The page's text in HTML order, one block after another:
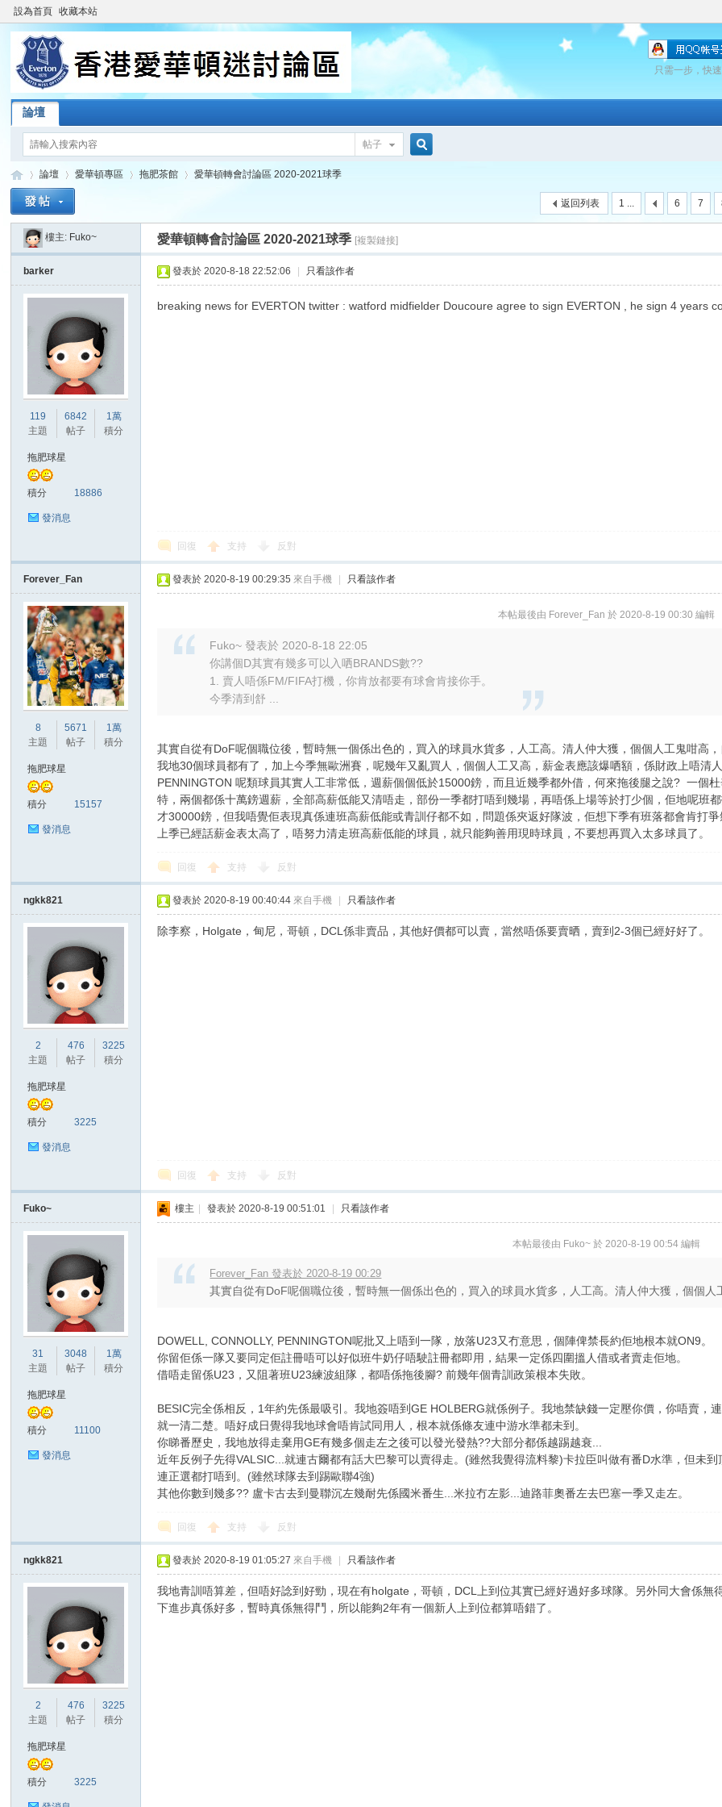
設為首頁 收藏本站
只需一步，快
論壇
帖子
愛
»
論壇
›
愛華頓專區 拖肥茶館
›
愛華頓轉會討論區 2020-2021球季
1 ... 6 7
返回列表
樓主: Fuko~ 愛華頓轉會討論區 2020-2021球季 [複製鏈接]
barker
119
主題
6842
帖子
1萬
積分
拖肥球星
積分 18886
發消息
發表於 2020-8-18 22:52:06 只看該作者
breaking news for EVERTON twitter : watford midfielder Doucoure agree to sign EVERTON , he sign 4 years
回復 支持 反對
Forever_Fan
8
主題
5671
帖子
1萬
積分
拖肥球星
積分 15157
發消息
發表於 2020-8-19 00:29:35 來自手機 只看該作者
本帖最後由 Forever_Fan 於 2020-8-19 00:30 編輯
Fuko~ 發表於 2020-8-18 22:05
你講個D其實有幾多可以入哂BRANDS數??
1. 賣人唔係FM/FIFA打機，你肯放都要有球會肯接你手。
今季清到舒 ...
其實自從有DoF呢個職位後，暫時無一個係出色的，買入的球員水貨多，人工高。清人仲大獲，個個人工鬼咁高
我地30個球員都有了，加上今季無歐洲賽，呢幾年又亂買人，個個人工又高，薪金表應該爆哂額，係財政上唔清
PENNINGTON 呢類球員其實人工非常低，週薪個個低於15000鎊，而且近幾季都外借，何來拖後腿之說? 一個
特，兩個都係十萬鎊週薪，全部高薪低能又清唔走，部份一季都打唔到幾場，再唔係上場等於打少個，佢地呢班
才30000鎊，但我唔覺佢表現真係連班高薪低能或青訓仔都不如，問題係夾返好隊波，佢想下季有班落都會肯打
上季已經話薪金表太高了，唔努力清走班高薪低能的球員，就只能夠善用現時球員，不要想再買入太多球員了。
回復 支持 反對
ngkk821
2
主題
476
帖子
3225
積分
拖肥球星
積分 3225
發消息
發表於 2020-8-19 00:40:44 來自手機 只看該作者
除李察，Holgate，甸尼，哥頓，DCL係非賣品，其他好價都可以賣，當然唔係要賣晒，賣到2-3個已經好好了。
回復 支持 反對
Fuko~
31
主題
3048
帖子
1萬
積分
拖肥球星
積分 11100
發消息
樓主 發表於 2020-8-19 00:51:01 只看該作者
本帖最後由 Fuko~ 於 2020-8-19 00:54 編輯
Forever_Fan 發表於 2020-8-19 00:29
其實自從有DoF呢個職位後，暫時無一個係出色的，買入的球員水貨多，人工高。清人仲大獲，個個人
DOWELL, CONNOLLY, PENNINGTON呢批又上唔到一隊，放落U23又冇意思，個陣俾禁長約佢地根本就ON9。
你留佢係一隊又要同定佢註冊唔可以好似班牛奶仔唔駛註冊都即用，結果一定係四圍搵人借或者賣走佢地。
借唔走留係U23，又阻著班U23練波組隊，都唔係拖後腳? 前幾年個青訓政策根本失敗。
BESIC完全係相反，1年約先係最吸引。我地簽唔到GE HOLBERG就係例子。我地禁缺錢一定壓你價，你唔賣，
就一清二楚。唔好成日覺得我地球會唔肯試同用人，根本就係條友連中游水準都未到。
你睇番歷史，我地放得走棄用GE有幾多個走左之後可以發光發熱??大部分都係越踢越衰...
近年反例子先得VALSIC...就連古爾都有話大巴黎可以賣得走。(雖然我覺得流料黎)卡拉臣叫做有番D水準，但未
連正選都打唔到。(雖然球隊去到踢歐聯4強)
其他你數到幾多?? 盧卡古去到曼聯沉左幾耐先係國米番生...米拉冇左影...迪路菲奧番左去巴塞一季又走左。
回復 支持 反對
ngkk821
2
主題
476
帖子
3225
積分
拖肥球星
積分 3225
發表於 2020-8-19 01:05:27 來自手機 只看該作者
我地青訓唔算差，但唔好諗到好勁，現在有holgate，哥頓，DCL上到位其實已經好過好多球隊。另外同大會係
下進步真係好多，暫時真係無得鬥，所以能夠2年有一個新人上到位都算唔錯了。